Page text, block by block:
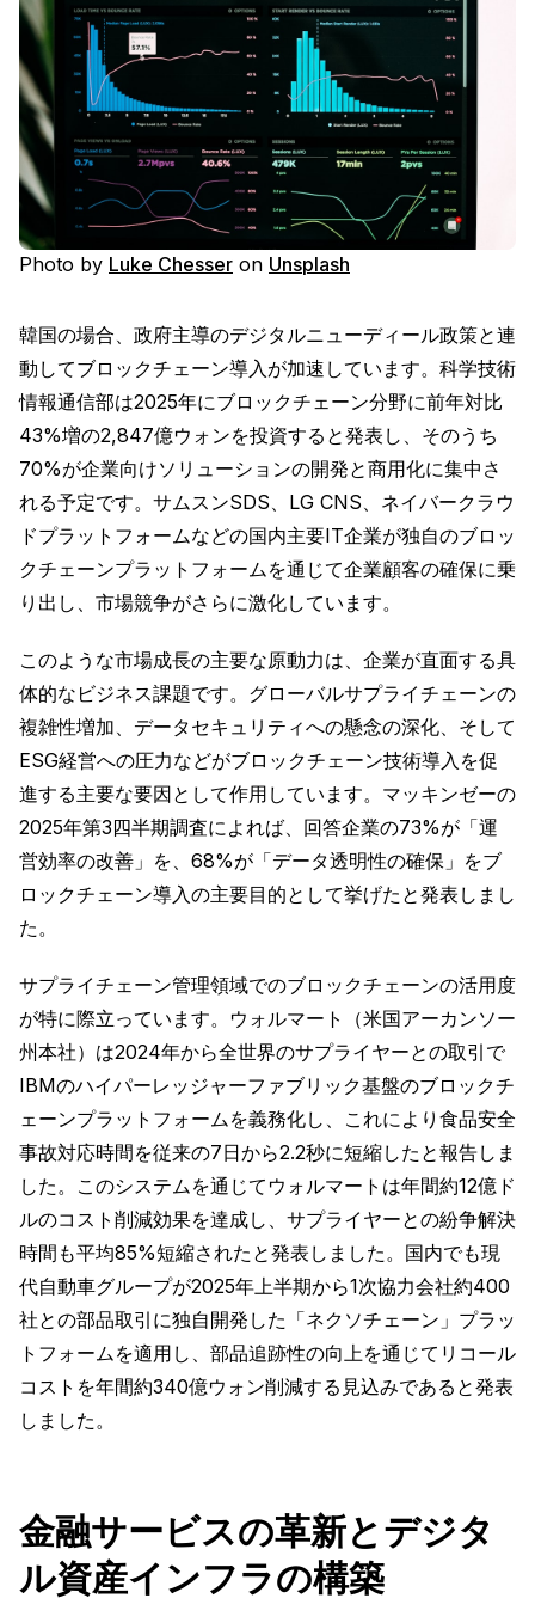
Photo by Luke Chesser on Unsplash
韓国の場合、政府主導のデジタルニューディール政策と連
動してブロックチェーン導入が加速しています。科学技術
情報通信部は2025年にブロックチェーン分野に前年対比
43%増の2,847億ウォンを投資すると発表し、そのうち
70%が企業向けソリューションの開発と商用化に集中さ
れる予定です。サムスンSDS、LG CNS、ネイバークラウ
ドプラットフォームなどの国内主要IT企業が独自のブロッ
クチェーンプラットフォームを通じて企業顧客の確保に乗
り出し、市場競争がさらに激化しています。
このような市場成長の主要な原動力は、企業が直面する具
体的なビジネス課題です。グローバルサプライチェーンの
複雑性増加、データセキュリティへの懸念の深化、そして
ESG経営への圧力などがブロックチェーン技術導入を促
進する主要な要因として作用しています。マッキンゼーの
2025年第3四半期調査によれば、回答企業の73%が「運
営効率の改善」を、68%が「データ透明性の確保」をブ
ロックチェーン導入の主要目的として挙げたと発表しまし
た。
サプライチェーン管理領域でのブロックチェーンの活用度
が特に際立っています。ウォルマート（米国アーカンソー
州本社）は2024年から全世界のサプライヤーとの取引で
IBMのハイパーレッジャーファブリック基盤のブロックチ
ェーンプラットフォームを義務化し、これにより食品安全
事故対応時間を従来の7日から2.2秒に短縮したと報告しま
した。このシステムを通じてウォルマートは年間約12億ド
ルのコスト削減効果を達成し、サプライヤーとの紛争解決
時間も平均85%短縮されたと発表しました。国内でも現
代自動車グループが2025年上半期から1次協力会社約400
社との部品取引に独自開発した「ネクソチェーン」プラッ
トフォームを適用し、部品追跡性の向上を通じてリコール
コストを年間約340億ウォン削減する見込みであると発表
しました。
金融サービスの革新とデジタ
ル資産インフラの構築